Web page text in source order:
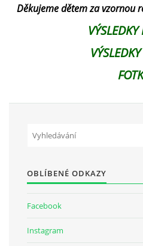
Děkujeme dětem za vzornou
OBLÍBENÉ ODKAZY
Facebook
Instagram